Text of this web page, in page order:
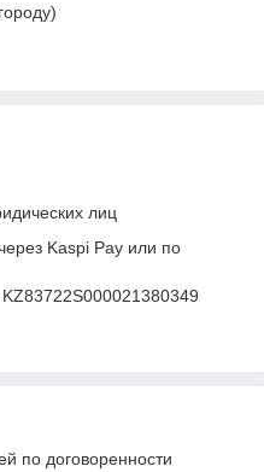
лиц
Kaspi Pay или по
по договоренности